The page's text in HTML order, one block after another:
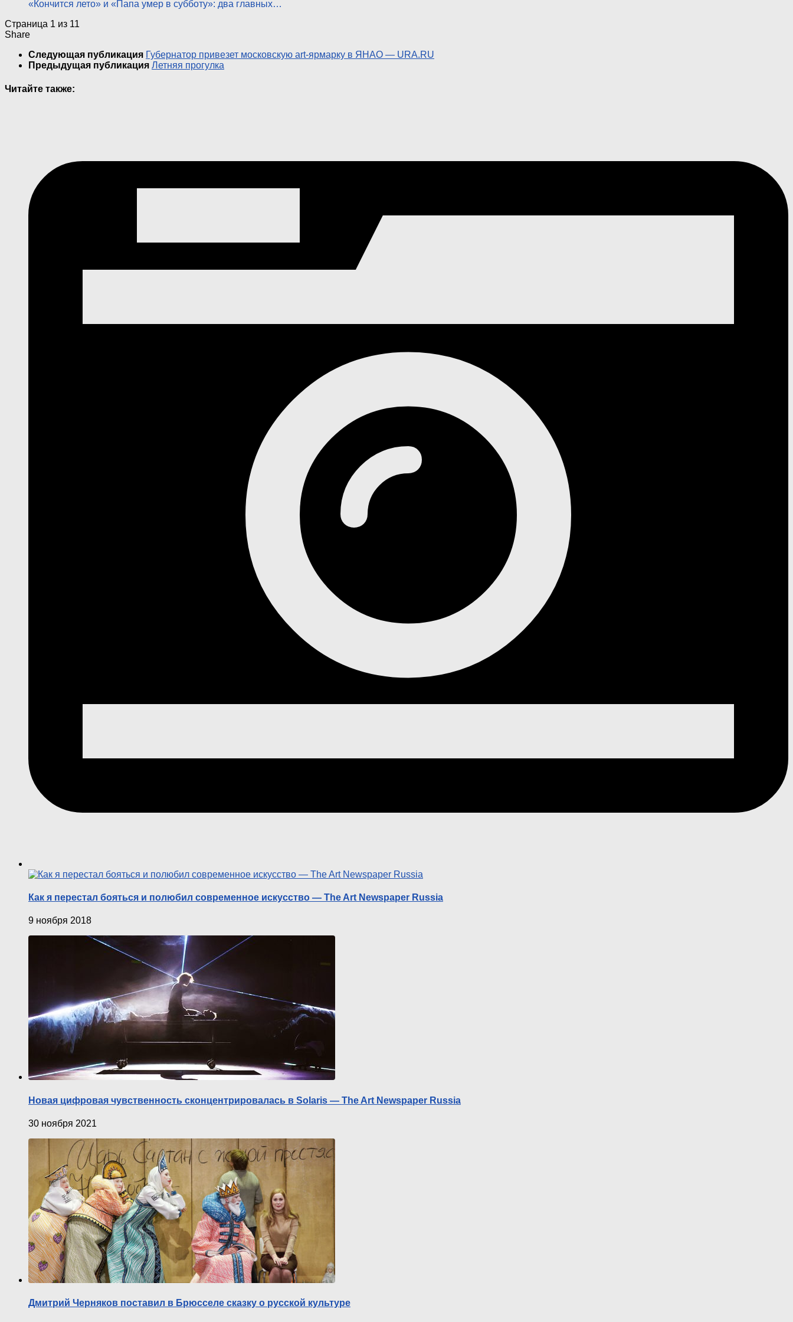
«Кончится лето» и «Папа умер в субботу»: два главных…
Страница 1 из 11
Share
Следующая публикация Губернатор привезет московскую art-ярмарку в ЯНАО — URA.RU
Предыдущая публикация Летняя прогулка
Читайте также:
Как я перестал бояться и полюбил современное искусство — The Art Newspaper Russia
9 ноября 2018
Новая цифровая чувственность сконцентрировалась в Solaris — The Art Newspaper Russia
30 ноября 2021
Дмитрий Черняков поставил в Брюсселе сказку о русской культуре